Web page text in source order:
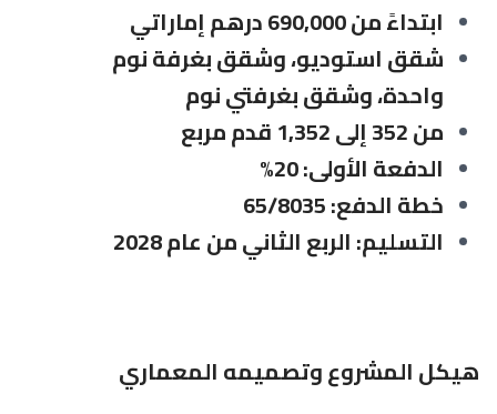
ابتداءً من 690,000 درهم إماراتي
شقق استوديو، وشقق بغرفة نوم
واحدة، وشقق بغرفتي نوم
من 352 إلى 1,352 قدم مربع
الدفعة الأولى: 20%
خطة الدفع: 65/8035
التسليم: الربع الثاني من عام 2028
هيكل المشروع وتصميمه المعماري